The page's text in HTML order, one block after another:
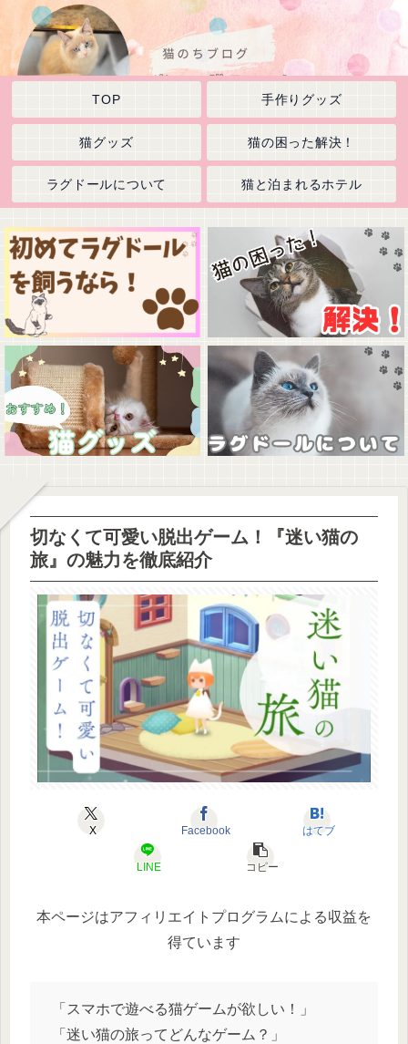
TOP 手作りグッズ
猫グッズ 猫の困った解決！
ラグドールについて 猫と泊まれるホテル
切なくて可愛い脱出ゲーム！『迷い猫の
旅』の魅力を徹底紹介
X Facebook はてブ
LINE コピー
本ページはアフィリエイトプログラムによる収益を
得ています
「スマホで遊べる猫ゲームが欲しい！」
「迷い猫の旅ってどんなゲーム？」